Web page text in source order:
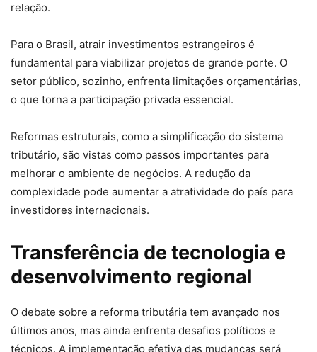
relação.
Para o Brasil, atrair investimentos estrangeiros é
fundamental para viabilizar projetos de grande porte. O
setor público, sozinho, enfrenta limitações orçamentárias,
o que torna a participação privada essencial.
Reformas estruturais, como a simplificação do sistema
tributário, são vistas como passos importantes para
melhorar o ambiente de negócios. A redução da
complexidade pode aumentar a atratividade do país para
investidores internacionais.
Transferência de tecnologia e
desenvolvimento regional
O debate sobre a reforma tributária tem avançado nos
últimos anos, mas ainda enfrenta desafios políticos e
técnicos. A implementação efetiva das mudanças será